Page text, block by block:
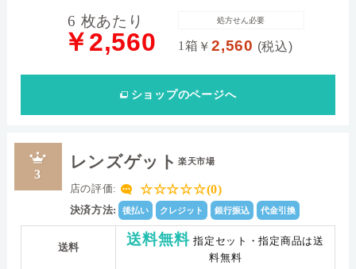
6 枚あたり
￥2,560 1箱 ￥2,560 (税込)
処方せん必要
ショップのページへ
3
レンズゲット 楽天市場
店の評価: ☆☆☆☆☆(0)
決済方法: 後払い クレジット 銀行振込 代金引換
送料 送料無料 指定セット・指定商品は送
料無料